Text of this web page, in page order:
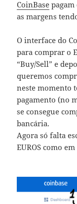
CoinBase
as margens
O interface do
para comprar o
“Buy/Sell” e
queremos
neste momento
pagamento (no
se consegue
bancária.
Agora só falta
EUROS como